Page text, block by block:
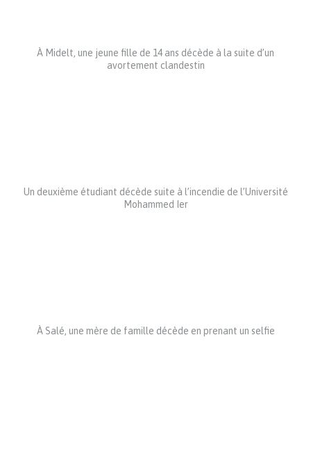
À Midelt, une jeune fille de 14 ans décède à la suite d’un
avortement clandestin
Un deuxième étudiant décède suite à l’incendie de l’Université
Mohammed Ier
À Salé, une mère de famille décède en prenant un selfie